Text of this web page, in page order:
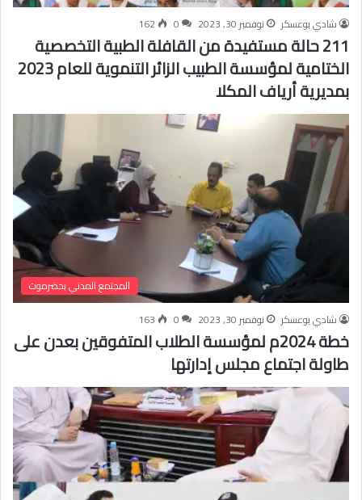
شادي بوعسكر
نوفمبر 30, 2023 0
162
211 حالة مستفيدة من القافلة الطبية التخصصية
الختامية لمؤسسة الطبيب الزائر التنموية للعام 2023
بمديرية أرياف المكلا
المجتمع المدني بحضرموت
شادي بوعسكر
نوفمبر 30, 2023 0
163
خطة 2024م لمؤسسة الطلاب المتفوقين بعدن على
طاولة اجتماع مجلس إدارتها